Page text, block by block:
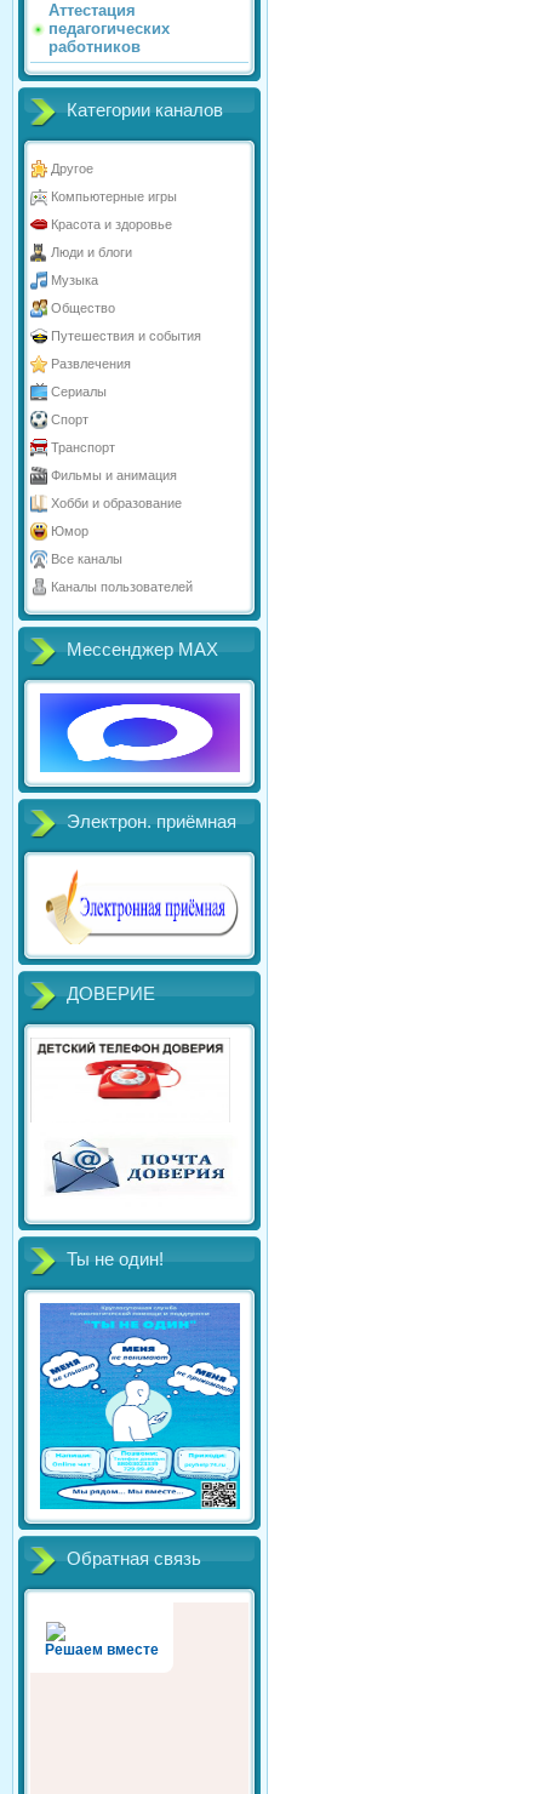
Аттестация
педагогических
работников
Категории каналов
Другое
Компьютерные игры
Красота и здоровье
Люди и блоги
Музыка
Общество
Путешествия и события
Развлечения
Сериалы
Спорт
Транспорт
Фильмы и анимация
Хобби и образование
Юмор
Все каналы
Каналы пользователей
Мессенджер МАХ
Электрон. приёмная
ДОВЕРИЕ
Ты не один!
Обратная связь
Решаем вместе